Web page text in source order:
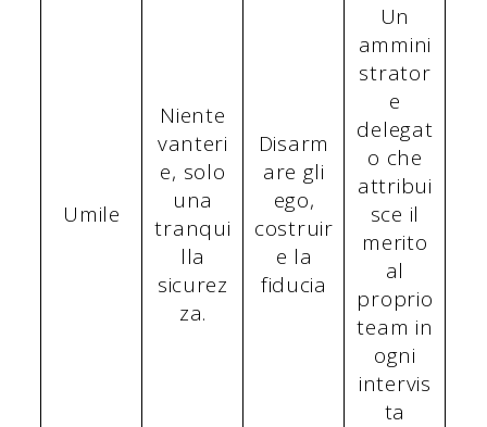
Umile
Niente
vanteri
e, solo
una
tranqui
lla
sicurez
za.
Disarm
are gli
ego,
costruir
e la
fiducia
Un
ammini
strator
e
delegat
o che
attribui
sce il
merito
al
proprio
team in
ogni
intervis
ta